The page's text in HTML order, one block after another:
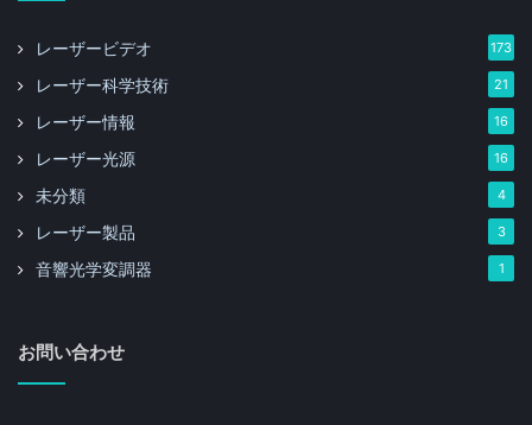
レーザービデオ 173
レーザー科学技術 21
レーザー情報 16
レーザー光源 16
未分類 4
レーザー製品 3
音響光学変調器 1
お問い合わせ